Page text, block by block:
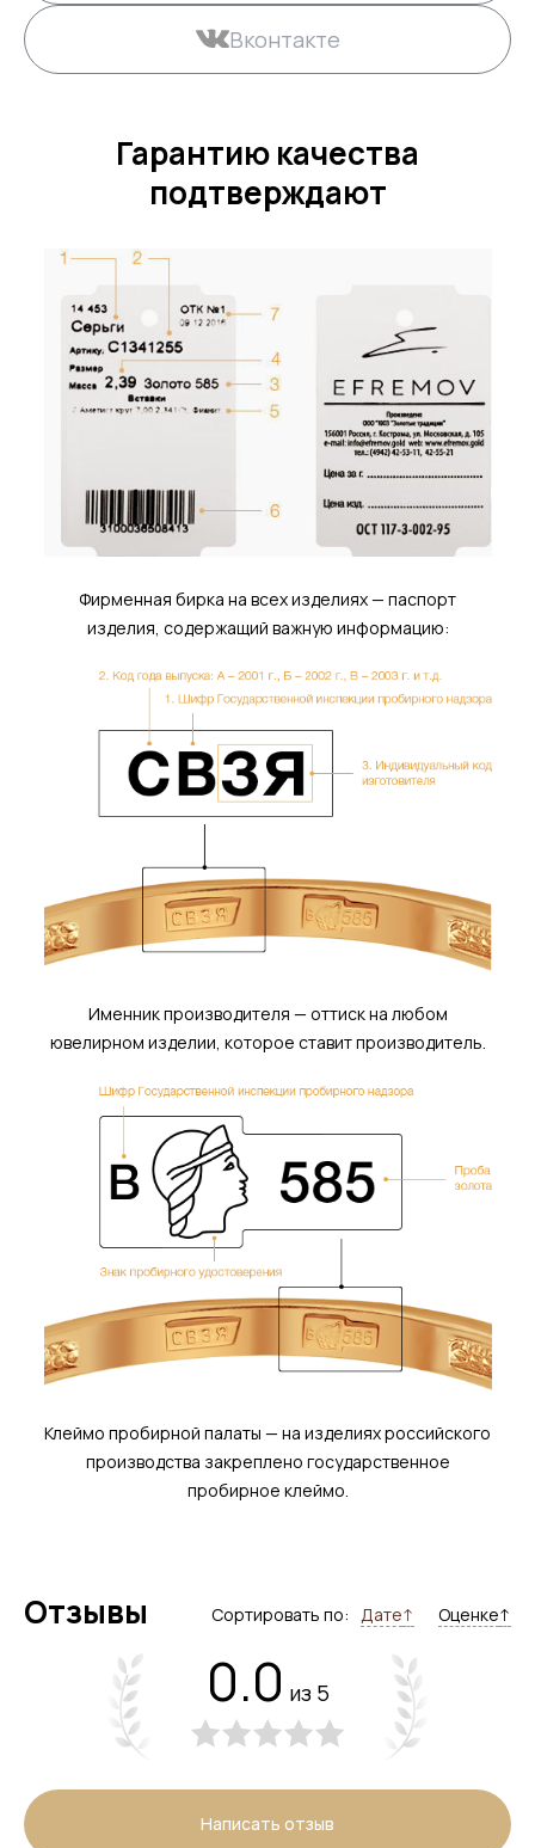
Вконтакте
Гарантию качества
подтверждают
Фирменная бирка на всех изделиях — паспорт
изделия, содержащий важную информацию:
Именник производителя — оттиск на любом
ювелирном изделии, которое ставит производитель.
Клеймо пробирной палаты — на изделиях российского
производства закреплено государственное
пробирное клеймо.
Отзывы Сортировать по: Дате↑ Оценке↑
0.0 из 5
Написать отзыв